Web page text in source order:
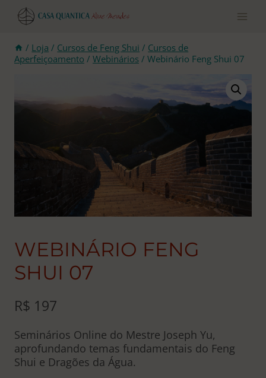
Pular
para
conteúdo
/ Loja / Cursos de Feng Shui / Cursos de
Aperfeiçoamento / Webinários / Webinário Feng Shui 07
WEBINÁRIO FENG
SHUI 07
R$ 197
Seminários Online do Mestre Joseph Yu,
aprofundando temas fundamentais do Feng
Shui e Dragões da Água.